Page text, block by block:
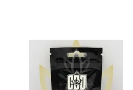
de
prix :
6,00€
à
15,00€